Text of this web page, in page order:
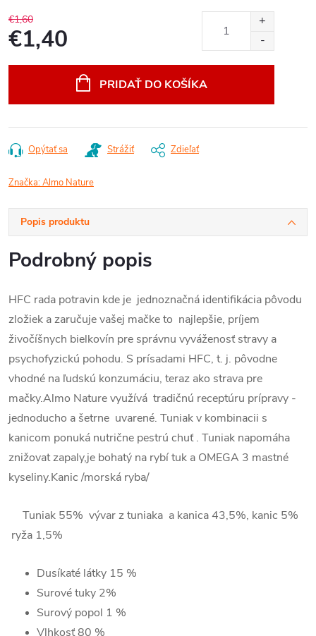
€1,60
€1,40
PRIDAŤ DO KOŠÍKA
Opýtať sa Strážiť Zdieľať
Značka:Almo Nature
Popis produktu
Podrobný popis
HFC rada potravin kde je jednoznačná identifikácia pôvodu
zložiek a zaručuje vašej mačke to najlepšie, príjem
živočíšnych bielkovín pre správnu vyváženosť stravy a
psychofyzickú pohodu. S prísadami HFC, t. j. pôvodne
vhodné na ľudskú konzumáciu, teraz ako strava pre
mačky.Almo Nature využívá tradičnú receptúru prípravy -
jednoducho a šetrne uvarené. Tuniak v kombinacii s
kanicom ponuká nutrične pestrú chuť . Tuniak napomáha
znižovat zapaly,je bohatý na rybí tuk a OMEGA 3 mastné
kyseliny.Kanic /morská ryba/
Tuniak 55% vývar z tuniaka a kanica 43,5%, kanic 5%
ryža 1,5%
Dusíkaté látky 15 %
Surové tuky 2%
Surový popol 1 %
Vlhkosť 80 %